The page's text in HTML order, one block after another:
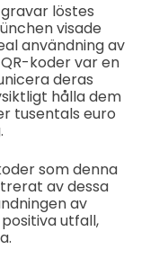
löstes
visade
användning av
koder var en
deras
hålla dem
tusentals euro
som denna
av dessa
av
utfall,